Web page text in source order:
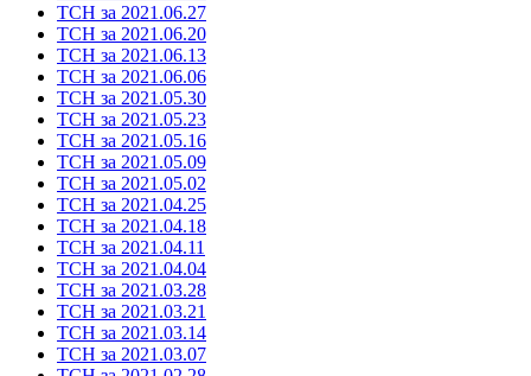
ТСН за 2021.06.27
ТСН за 2021.06.20
ТСН за 2021.06.13
ТСН за 2021.06.06
ТСН за 2021.05.30
ТСН за 2021.05.23
ТСН за 2021.05.16
ТСН за 2021.05.09
ТСН за 2021.05.02
ТСН за 2021.04.25
ТСН за 2021.04.18
ТСН за 2021.04.11
ТСН за 2021.04.04
ТСН за 2021.03.28
ТСН за 2021.03.21
ТСН за 2021.03.14
ТСН за 2021.03.07